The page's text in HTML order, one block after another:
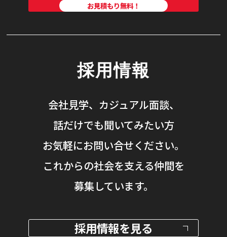
お見積もり無料！
採用情報
会社見学、カジュアル面談、
話だけでも聞いてみたい方
お気軽にお問い合せください。
これからの社会を支える仲間を
募集しています。
採用情報を見る